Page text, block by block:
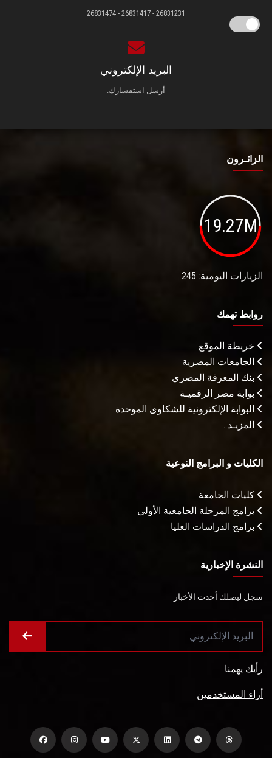
26831231 - 26831417 - 26831474
البريد الإلكتروني
أرسل استفسارك.
الزائـرون
19.27M
الزيارات اليومية: 245
روابط تهمك
خريطة الموقع
الجامعات المصرية
بنك المعرفة المصري
بوابة مصر الرقميـة
البوابة الإلكترونية للشكاوى الموحدة
المزيـد . . .
الكليات و البرامج النوعية
كليات الجامعة
برامج المرحلة الجامعية الأولى
برامج الدراسات العليا
النشرة الإخبارية
سجل ليصلك أحدث الأخبار
رأيك يهمنا
أراء المستخدمين